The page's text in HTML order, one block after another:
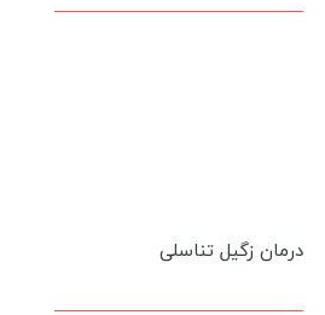
درمان زگیل تناسلی